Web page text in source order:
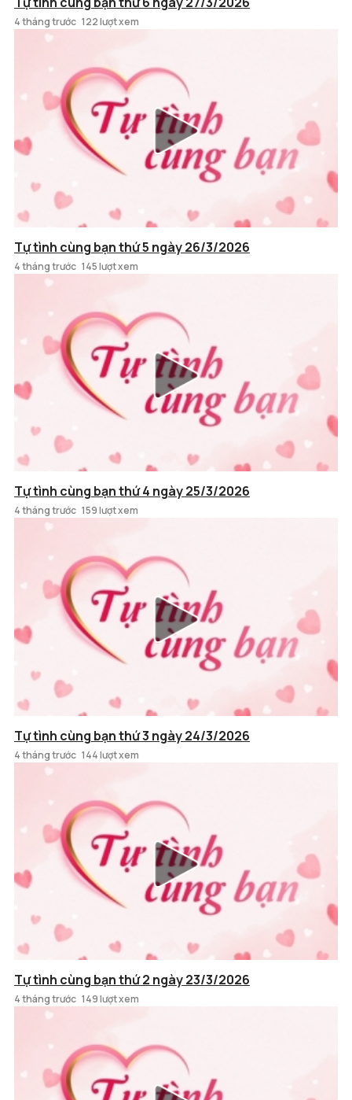
4 tháng trước 122 lượt xem
Tự tình cùng bạn thứ 5 ngày 26/3/2026
4 tháng trước 145 lượt xem
Tự tình cùng bạn thứ 4 ngày 25/3/2026
4 tháng trước 159 lượt xem
Tự tình cùng bạn thứ 3 ngày 24/3/2026
4 tháng trước 144 lượt xem
Tự tình cùng bạn thứ 2 ngày 23/3/2026
4 tháng trước 149 lượt xem